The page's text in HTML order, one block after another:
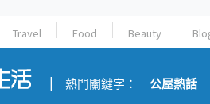
Travel Food Beauty
熱門關鍵字： 公屋熱話